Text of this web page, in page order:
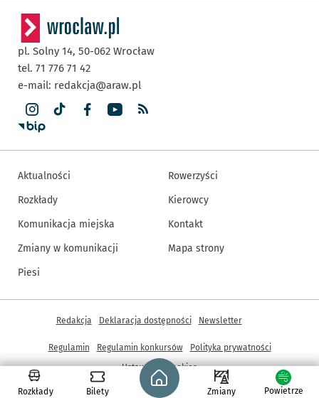
Rozkłady Bilety
Strona główna - wroclaw.pl
Zmiany Powietrze
pl. Solny 14, 50-062 Wrocław
tel. 71 776 71 42
e-mail: redakcja@araw.pl
Aktualności
Rozkłady
Komunikacja miejska
Zmiany w komunikacji
Piesi
Rowerzyści
Kierowcy
Kontakt
Mapa strony
© Copyright 2005-2026, ARAW S.A., Gmina Wrocław
Inne informacje
Redakcja Deklaracja dostępności Newsletter
Regulamin Regulamin konkursów
Polityka prywatności
Ustawienia cookies